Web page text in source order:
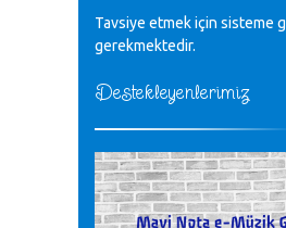
♪
sayın müfit bey
edi 6440 sayılı cso
Tavsiye etmek için sisteme
gerekmektedir.
Destekleyenlerimiz